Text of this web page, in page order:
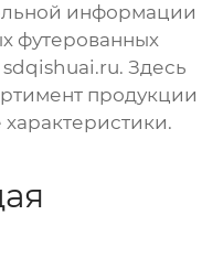
информации
футерованных
sdqishuai.ru. Здесь
продукции